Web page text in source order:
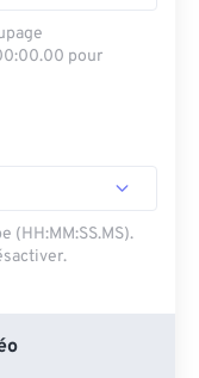
pour
(HH:MM:SS.MS).